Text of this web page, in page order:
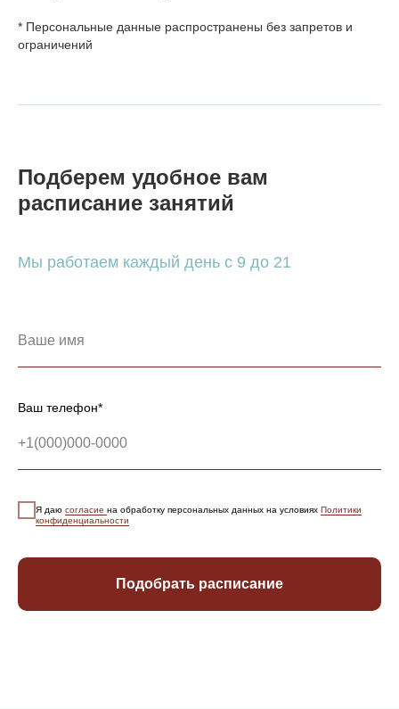
* Персональные данные распространены без запретов и
ограничений
Подберем удобное вам
расписание занятий
Мы работаем каждый день с 9 до 21
Ваш телефон*
Я даю согласие на обработку персональных данных на условиях Политики
конфиденциальности
Подобрать расписание